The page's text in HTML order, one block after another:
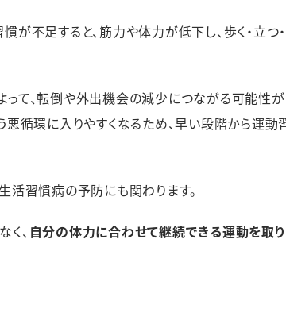
不足すると、筋力や体力が低下し、歩く・立つ・
て、転倒や外出機会の減少につながる可能性が
悪循環に入りやすくなるため、早い段階から運動
活習慣病の予防にも関わります。
、 自分の体力に合わせて継続できる運動を取り